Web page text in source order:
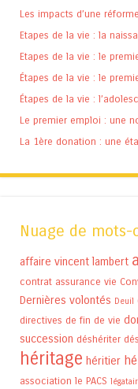
Les impacts d’une
Etapes de la vie : la
Etapes de la vie : le
Étapes de la vie : le
Étapes de la vie :
Le premier emploi : une
La 1ère donation : une
Nuage de mots-
affaire vincent lambert
contrat assurance vie
Dernières volontés Deuil
directives de fin de vie
succession déshériter
héritage héritier
association le PACS